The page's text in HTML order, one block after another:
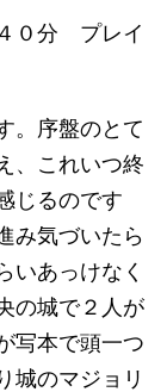
０分 プレイ
。序盤のとて
、これいつ終
じるのです
み気づいたら
いあっけなく
の城で２人が
写本で頭一つ
城のマジョリ